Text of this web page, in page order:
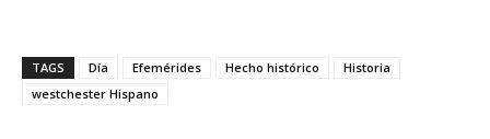
TAGS Día Efemérides Hecho histórico
Historia
westchester Hispano